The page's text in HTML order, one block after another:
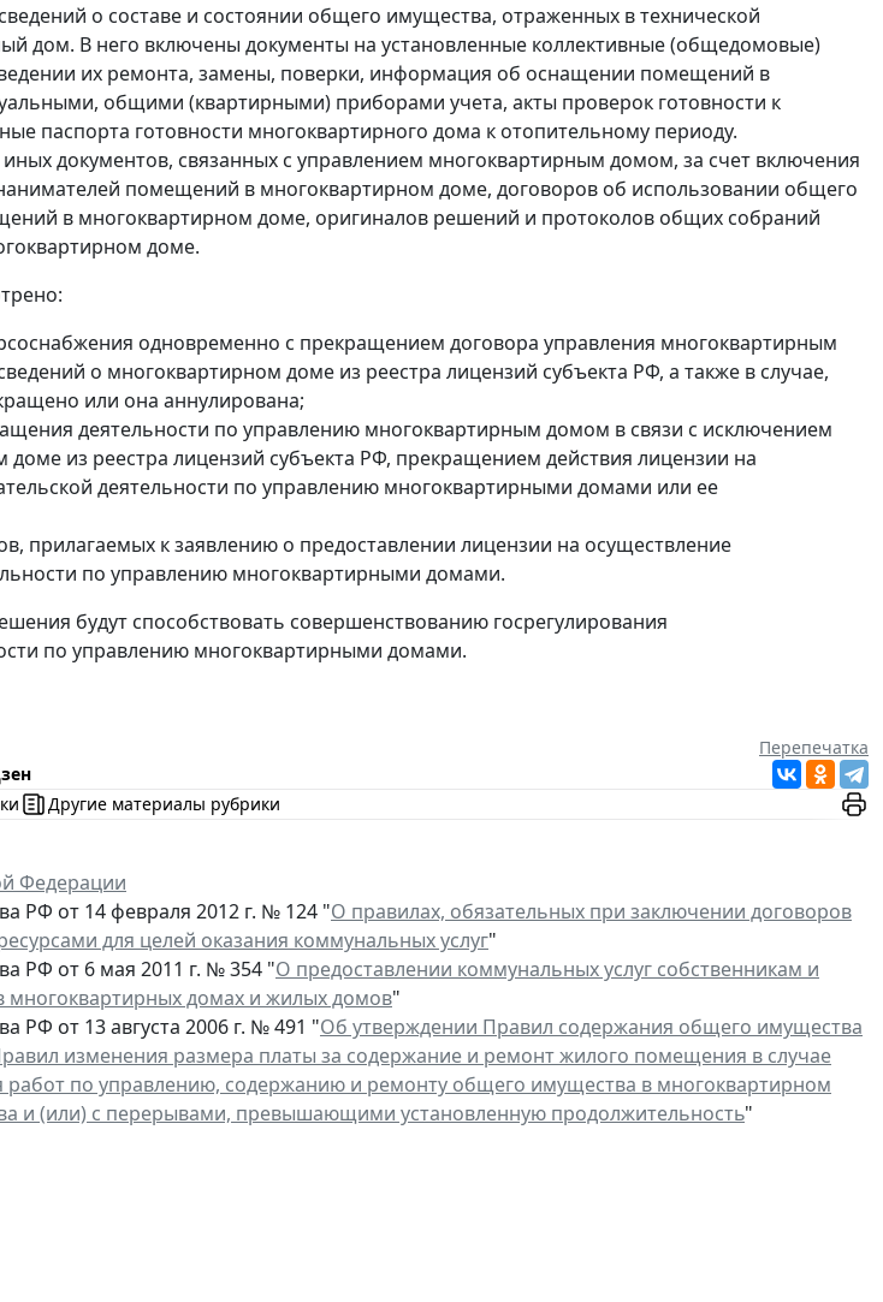
о составе и состоянии общего имущества, отраженных в технической
дом. В него включены документы на установленные коллективные (общедомовые)
их ремонта, замены, поверки, информация об оснащении помещений в
общими (квартирными) приборами учета, акты проверок готовности к
паспорта готовности многоквартирного дома к отопительному периоду.
документов, связанных с управлением многоквартирным домом, за счет включения
помещений в многоквартирном доме, договоров об использовании общего
в многоквартирном доме, оригиналов решений и протоколов общих собраний
доме.
одновременно с прекращением договора управления многоквартирным
о многоквартирном доме из реестра лицензий субъекта РФ, а также в случае,
или она аннулирована;
деятельности по управлению многоквартирным домом в связи с исключением
доме из реестра лицензий субъекта РФ, прекращением действия лицензии на
деятельности по управлению многоквартирными домами или ее
прилагаемых к заявлению о предоставлении лицензии на осуществление
по управлению многоквартирными домами.
будут способствовать совершенствованию госрегулирования
по управлению многоквартирными домами.
Перепечатка
Другие материалы рубрики
Федерации
РФ от 14 февраля 2012 г. № 124 "О правилах, обязательных при заключении договоров
для целей оказания коммунальных услуг"
РФ от 6 мая 2011 г. № 354 "О предоставлении коммунальных услуг собственникам и
домах и жилых домов"
РФ от 13 августа 2006 г. № 491 "Об утверждении Правил содержания общего имущества
изменения размера платы за содержание и ремонт жилого помещения в случае
работ по управлению, содержанию и ремонту общего имущества в многоквартирном
и (или) с перерывами, превышающими установленную продолжительность"